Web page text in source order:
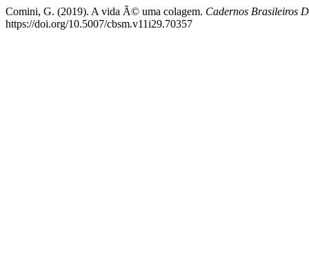
Comini, G. (2019). A vida Ã© uma colagem. Cadernos Brasileiros
https://doi.org/10.5007/cbsm.v11i29.70357